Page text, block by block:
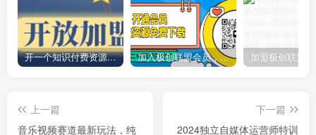
开一个知识付费资源网站，小白也能日入1000+ 加入极创联盟会员，全站资源免费学习。
上一篇
音乐视频赛道最新玩法，纯
下一篇
2024独立自媒体运营师特训